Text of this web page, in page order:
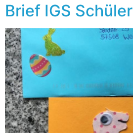
Brief IGS Schüler